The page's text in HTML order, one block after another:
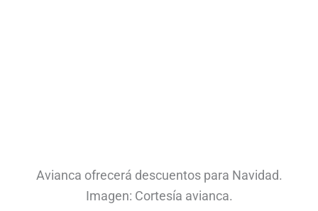
Avianca ofrecerá descuentos para Navidad.
Imagen: Cortesía avianca.